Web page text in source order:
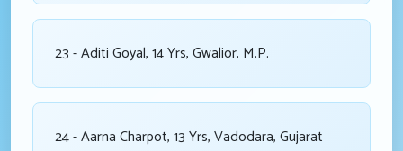
23 - Aditi Goyal, 14 Yrs, Gwalior, M.P.
24 - Aarna Charpot, 13 Yrs, Vadodara, Gujarat